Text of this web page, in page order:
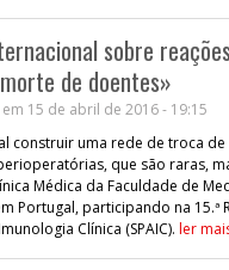
sobre
de doentes»
15 de abril de 2016 - 19:15
construir uma rede de troca
que são raras,
Médica da Faculdade de
Portugal, participando na 15.ª
Clínica (SPAIC). ler